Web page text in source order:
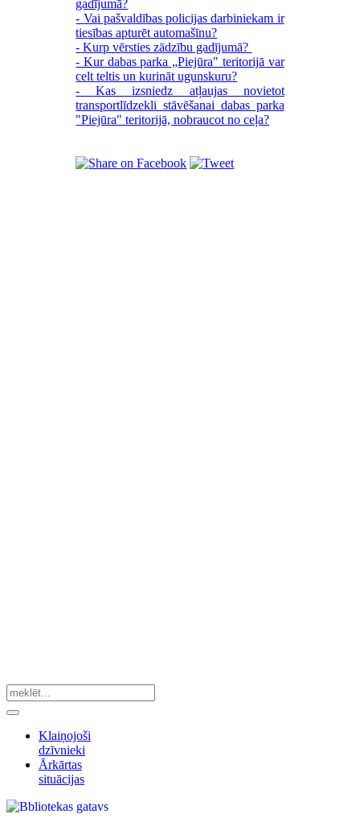
gadījumā?
- Vai pašvaldības policijas darbiniekam ir
tiesības apturēt automašīnu?
- Kurp vērsties zādzību gadījumā?
- Kur dabas parka „Piejūra" teritorijā var
celt teltis un kurināt ugunskuru?
- Kas izsniedz atļaujas novietot
transportlīdzekli stāvēšanai dabas parka
"Piejūra" teritorijā, nobraucot no ceļa?
Klaiņojoši
dzīvnieki
Ārkārtas
situācijas